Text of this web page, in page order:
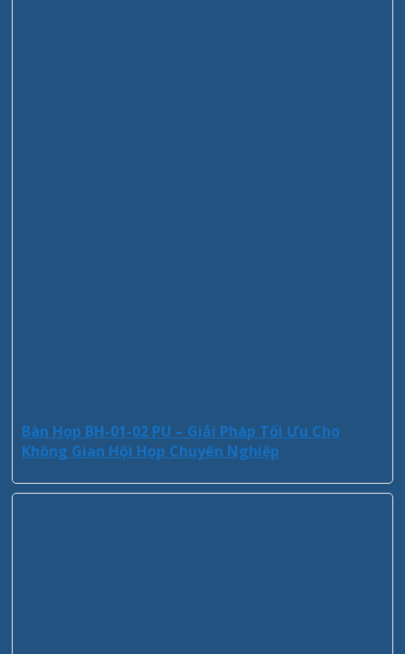
Bàn Họp BH-01-02 PU – Giải Pháp Tối Ưu Cho
Không Gian Hội Họp Chuyên Nghiệp